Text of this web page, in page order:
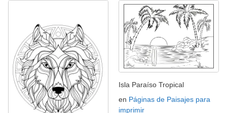
Isla Paraíso Tropical
en Páginas de Paisajes para
imprimir